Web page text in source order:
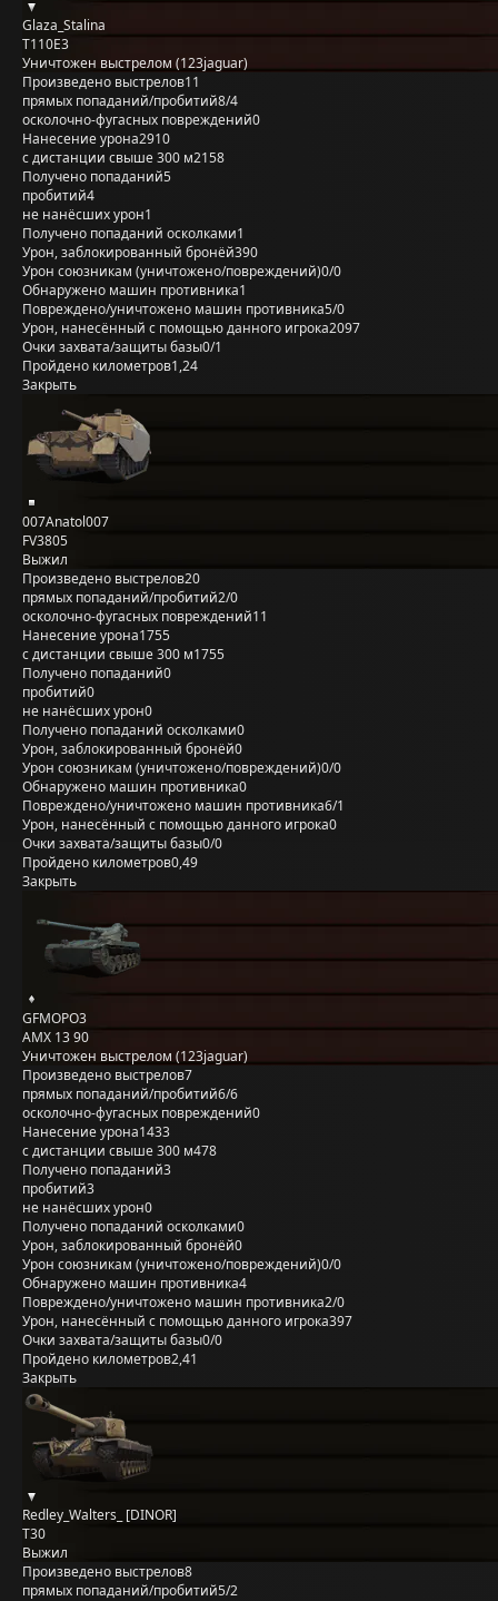
Glaza_Stalina
T110E3
Уничтожен выстрелом (123jaguar)
Произведено выстрелов11
прямых попаданий/пробитий8/4
осколочно-фугасных повреждений0
Нанесение урона2910
с дистанции свыше 300 м2158
Получено попаданий5
пробитий4
не нанёсших урон1
Получено попаданий осколками1
Урон, заблокированный бронёй390
Урон союзникам (уничтожено/повреждений)0/0
Обнаружено машин противника1
Повреждено/уничтожено машин противника5/0
Урон, нанесённый с помощью данного игрока2097
Очки захвата/защиты базы0/1
Пройдено километров1,24
Закрыть
007Anatol007
FV3805
Выжил
Произведено выстрелов20
прямых попаданий/пробитий2/0
осколочно-фугасных повреждений11
Нанесение урона1755
с дистанции свыше 300 м1755
Получено попаданий0
пробитий0
не нанёсших урон0
Получено попаданий осколками0
Урон, заблокированный бронёй0
Урон союзникам (уничтожено/повреждений)0/0
Обнаружено машин противника0
Повреждено/уничтожено машин противника6/1
Урон, нанесённый с помощью данного игрока0
Очки захвата/защиты базы0/0
Пройдено километров0,49
Закрыть
GFMOPO3
AMX 13 90
Уничтожен выстрелом (123jaguar)
Произведено выстрелов7
прямых попаданий/пробитий6/6
осколочно-фугасных повреждений0
Нанесение урона1433
с дистанции свыше 300 м478
Получено попаданий3
пробитий3
не нанёсших урон0
Получено попаданий осколками0
Урон, заблокированный бронёй0
Урон союзникам (уничтожено/повреждений)0/0
Обнаружено машин противника4
Повреждено/уничтожено машин противника2/0
Урон, нанесённый с помощью данного игрока397
Очки захвата/защиты базы0/0
Пройдено километров2,41
Закрыть
Redley_Walters_ [DINOR]
T30
Выжил
Произведено выстрелов8
прямых попаданий/пробитий5/2